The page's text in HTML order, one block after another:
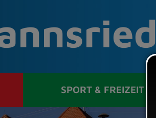
SPORT & FREIZEIT